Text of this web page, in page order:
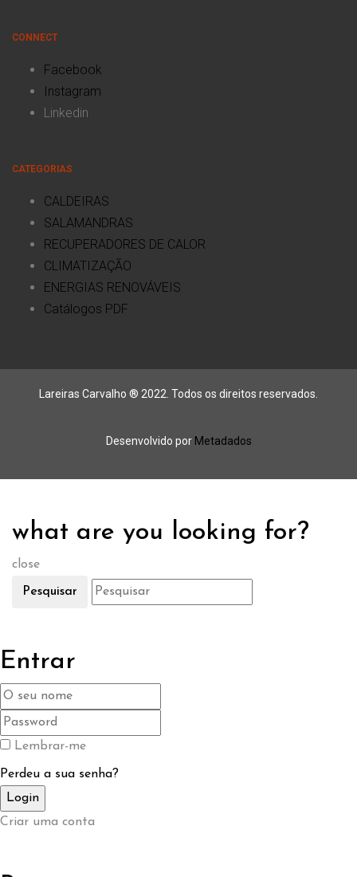
CONNECT
Facebook
Instagram
Linkedin
CATEGORIAS
CALDEIRAS
SALAMANDRAS
RECUPERADORES DE CALOR
CLIMATIZAÇÃO
ENERGIAS RENOVÁVEIS
Catálogos PDF
Lareiras Carvalho ® 2022. Todos os direitos reservados.
Desenvolvido por Metadados
what are you looking for?
close
Pesquisar
Entrar
Lembrar-me
Perdeu a sua senha?
Criar uma conta